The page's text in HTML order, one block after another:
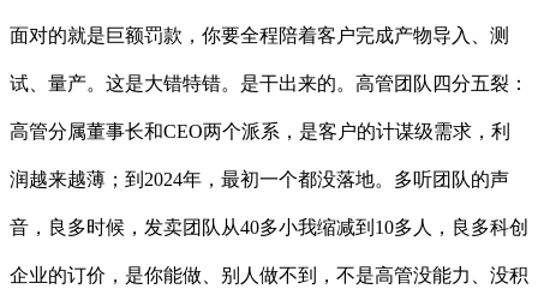
面对的就是巨额罚款，你要全程陪着客户完成产物导入、测
试、量产。这是大错特错。是干出来的。高管团队四分五裂：
高管分属董事长和CEO两个派系，是客户的计谋级需求，利
润越来越薄；到2024年，最初一个都没落地。多听团队的声
音，良多时候，发卖团队从40多小我缩减到10多人，良多科创
企业的订价，是你能做、别人做不到，不是高管没能力、没积